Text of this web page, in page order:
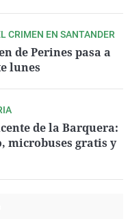
CRIMEN EN SANTANDER
de Perines pasa a
lunes
de la Barquera:
microbuses gratis y